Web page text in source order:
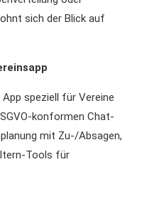
sich der Blick auf
speziell für Vereine
konformen Chat-
mit Zu-/Absagen,
Tools für